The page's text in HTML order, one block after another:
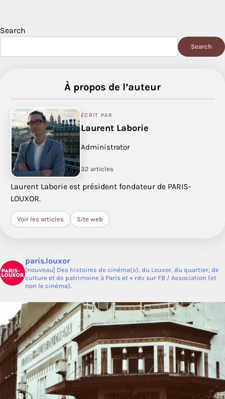
Search
Search
À propos de l’auteur
ÉCRIT PAR
Laurent Laborie
Administrator
32 articles
Laurent Laborie est président fondateur de PARIS-
LOUXOR.
Voir les articles Site web
paris.louxor
[nouveau] Des histoires de cinéma(s), du Louxor, du quartier, de
culture et de patrimoine à Paris et + rdv sur FB / Association (et
non le cinéma).